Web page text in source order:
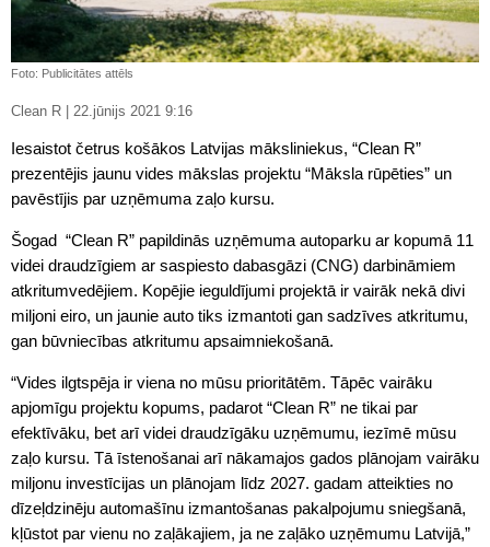
Foto: Publicitātes attēls
Clean R | 22.jūnijs 2021 9:16
Iesaistot četrus košākos Latvijas māksliniekus, “Clean R”
prezentējis jaunu vides mākslas projektu “Māksla rūpēties” un
pavēstījis par uzņēmuma zaļo kursu.
Šogad “Clean R” papildinās uzņēmuma autoparku ar kopumā 11
videi draudzīgiem ar saspiesto dabasgāzi (CNG) darbināmiem
atkritumvedējiem. Kopējie ieguldījumi projektā ir vairāk nekā divi
miljoni eiro, un jaunie auto tiks izmantoti gan sadzīves atkritumu,
gan būvniecības atkritumu apsaimniekošanā.
“Vides ilgtspēja ir viena no mūsu prioritātēm. Tāpēc vairāku
apjomīgu projektu kopums, padarot “Clean R” ne tikai par
efektīvāku, bet arī videi draudzīgāku uzņēmumu, iezīmē mūsu
zaļo kursu. Tā īstenošanai arī nākamajos gados plānojam vairāku
miljonu investīcijas un plānojam līdz 2027. gadam atteikties no
dīzeļdzinēju automašīnu izmantošanas pakalpojumu sniegšanā,
kļūstot par vienu no zaļākajiem, ja ne zaļāko uzņēmumu Latvijā,”